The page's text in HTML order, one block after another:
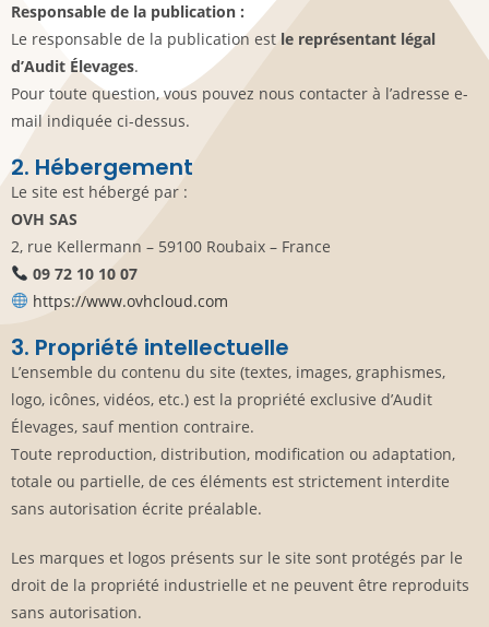
Responsable de la publication :
Le responsable de la publication est le représentant légal
d’Audit Élevages.
Pour toute question, vous pouvez nous contacter à l’adresse e-
mail indiquée ci-dessus.
2. Hébergement
Le site est hébergé par :
OVH SAS
2, rue Kellermann – 59100 Roubaix – France
09 72 10 10 07
https://www.ovhcloud.com
3. Propriété intellectuelle
L’ensemble du contenu du site (textes, images, graphismes,
logo, icônes, vidéos, etc.) est la propriété exclusive d’Audit
Élevages, sauf mention contraire.
Toute reproduction, distribution, modification ou adaptation,
totale ou partielle, de ces éléments est strictement interdite
sans autorisation écrite préalable.
Les marques et logos présents sur le site sont protégés par le
droit de la propriété industrielle et ne peuvent être reproduits
sans autorisation.